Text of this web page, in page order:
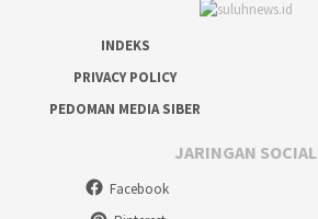
INDEKS
PRIVACY POLICY
PEDOMAN MEDIA SIBER
JARINGAN SOCIAL
Facebook